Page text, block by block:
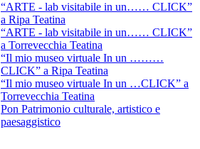
“ARTE - lab visitabile in un…… CLICK”
a Ripa Teatina
“ARTE - lab visitabile in un…… CLICK”
a Torrevecchia Teatina
“Il mio museo virtuale In un ………
CLICK” a Ripa Teatina
“Il mio museo virtuale In un …CLICK” a
Torrevecchia Teatina
Pon Patrimonio culturale, artistico e
paesaggistico